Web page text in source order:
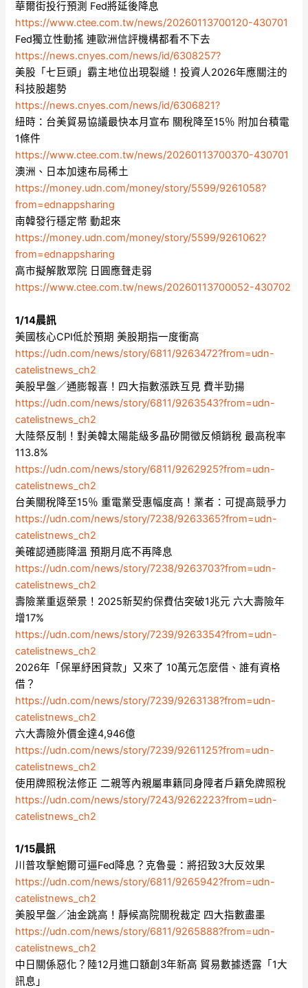
華爾街投行預測 Fed將延後降息
https://www.ctee.com.tw/news/20260113700120-430701
Fed獨立性動搖 連歐洲信評機構都看不下去
https://news.cnyes.com/news/id/6308257?
美股「七巨頭」霸主地位出現裂縫！投資人2026年應關注的
科技股趨勢
https://news.cnyes.com/news/id/6306821?
紐時：台美貿易協議最快本月宣布 關稅降至15％ 附加台積電
1條件
https://www.ctee.com.tw/news/20260113700370-430701
澳洲、日本加速布局稀土
https://money.udn.com/money/story/5599/9261058?
from=ednappsharing
南韓發行穩定幣 動起來
https://money.udn.com/money/story/5599/9261062?
from=ednappsharing
高市擬解散眾院 日圓應聲走弱
https://www.ctee.com.tw/news/20260113700052-430702
1/14晨訊
美國核心CPI低於預期 美股期指一度衝高
https://udn.com/news/story/6811/9263472?from=udn-
catelistnews_ch2
美股早盤／通膨報喜！四大指數漲跌互見 費半勁揚
https://udn.com/news/story/6811/9263543?from=udn-
catelistnews_ch2
大陸祭反制！對美韓太陽能級多晶矽開徵反傾銷稅 最高稅率
113.8%
https://udn.com/news/story/6811/9262925?from=udn-
catelistnews_ch2
台美關稅降至15％ 重電業受惠幅度高！業者：可提高競爭力
https://udn.com/news/story/7238/9263365?from=udn-
catelistnews_ch2
美確認通膨降溫 預期月底不再降息
https://udn.com/news/story/7238/9263703?from=udn-
catelistnews_ch2
壽險業重返榮景！2025新契約保費估突破1兆元 六大壽險年
增17%
https://udn.com/news/story/7239/9263354?from=udn-
catelistnews_ch2
2026年「保單紓困貸款」又來了 10萬元怎麼借、誰有資格
借？
https://udn.com/news/story/7239/9263138?from=udn-
catelistnews_ch2
六大壽險外價金達4,946億
https://udn.com/news/story/7239/9261125?from=udn-
catelistnews_ch2
使用牌照稅法修正 二親等內親屬車籍同身障者戶籍免牌照稅
https://udn.com/news/story/7243/9262223?from=udn-
catelistnews_ch2
1/15晨訊
川普攻擊鮑爾可逼Fed降息？克魯曼：將招致3大反效果
https://udn.com/news/story/6811/9265942?from=udn-
catelistnews_ch2
美股早盤／油金跳高！靜候高院關稅裁定 四大指數盡墨
https://udn.com/news/story/6811/9265888?from=udn-
catelistnews_ch2
中日關係惡化？陸12月進口額創3年新高 貿易數據透露「1大
訊息」